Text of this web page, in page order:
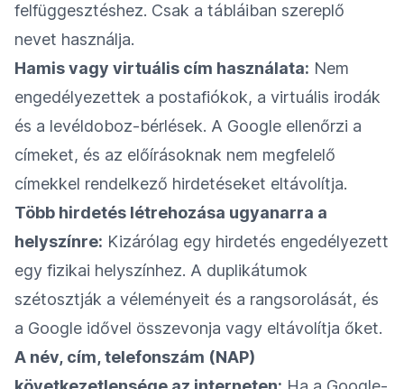
felfüggesztéshez. Csak a tábláiban szereplő
nevet használja.
Hamis vagy virtuális cím használata: Nem
engedélyezettek a postafiókok, a virtuális irodák
és a levéldoboz-bérlések. A Google ellenőrzi a
címeket, és az előírásoknak nem megfelelő
címekkel rendelkező hirdetéseket eltávolítja.
Több hirdetés létrehozása ugyanarra a
helyszínre: Kizárólag egy hirdetés engedélyezett
egy fizikai helyszínhez. A duplikátumok
szétosztják a véleményeit és a rangsorolását, és
a Google idővel összevonja vagy eltávolítja őket.
A név, cím, telefonszám (NAP)